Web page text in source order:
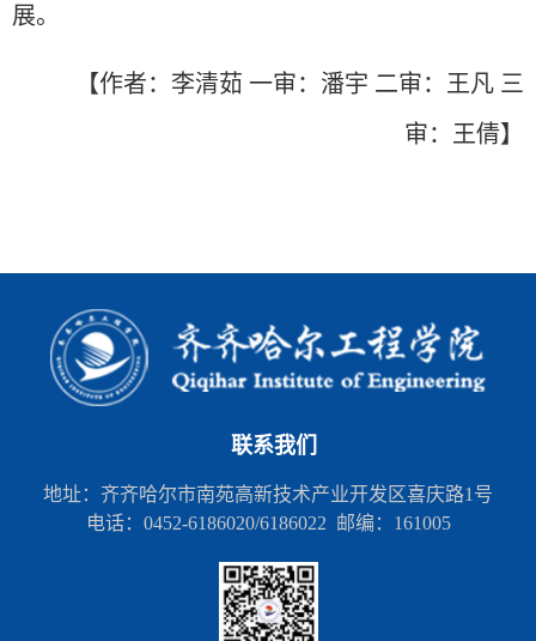
展。
【作者：李清茹 一审：潘宇 二审：王凡 三
审：王倩】
联系我们
地址：齐齐哈尔市南苑高新技术产业开发区喜庆路1号
电话：0452-6186020/6186022 邮编：161005